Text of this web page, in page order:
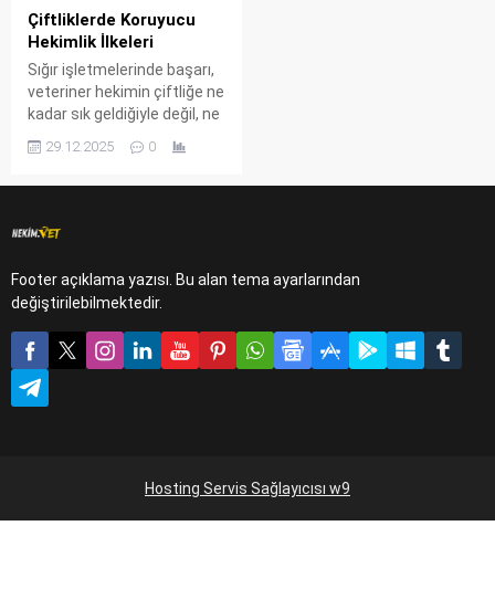
Çiftliklerde Koruyucu
Hekimlik İlkeleri
Sığır işletmelerinde başarı,
veteriner hekimin çiftliğe ne
kadar sık geldiğiyle değil, ne
çağrıldığıyla ölçülür. Bir ineği
zamanda dökülen süt,
Çiftliklerde koruyucu
hekimlik uygulamalarından
kısacası bahsedecek
olursam korumak ucuz ve...
29.12.2025 0
Footer açıklama yazısı. Bu alan tema ayarlarından
değiştirilebilmektedir.
Hosting Servis Sağlayıcısı w9